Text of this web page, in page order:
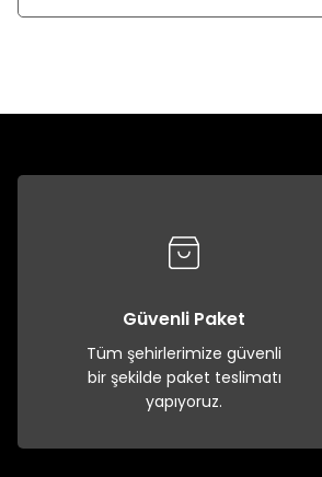
Güvenli Paket
Tüm şehirlerimize güvenli
bir şekilde paket teslimatı
yapıyoruz.